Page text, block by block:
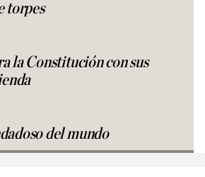
torpes
la Constitución con sus
del mundo